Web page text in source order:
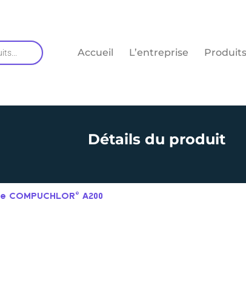
Accueil L’entreprise Produits
Détails du produit
A200